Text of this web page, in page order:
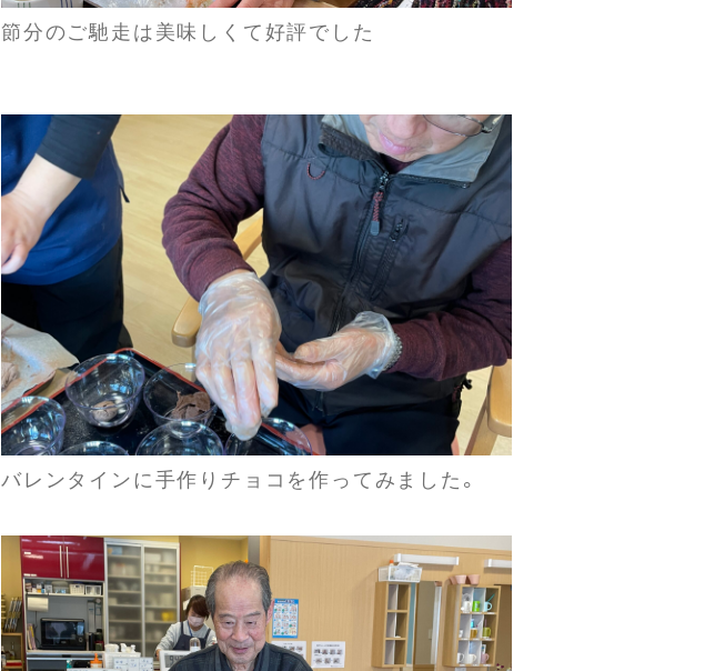
節分のご馳走は美味しくて好評でした
バレンタインに手作りチョコを作ってみました。